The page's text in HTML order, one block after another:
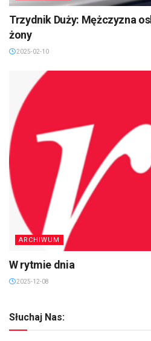
Trzydnik Duży: Mężczyzna
żony
2025-02-10
ARCHIWUM
W rytmie dnia
2025-12-08
Słuchaj Nas: